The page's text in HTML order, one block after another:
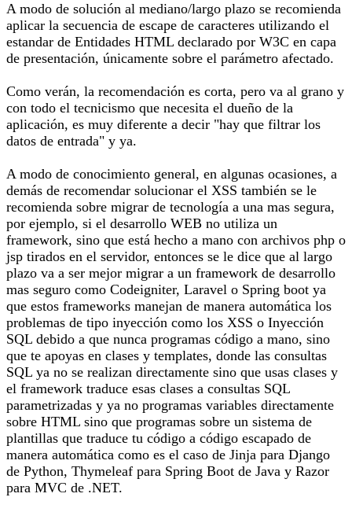
A modo de solución al mediano/largo plazo se recomienda
aplicar la secuencia de escape de caracteres utilizando el
estandar de Entidades HTML declarado por W3C en capa
de presentación, únicamente sobre el parámetro afectado.
Como verán, la recomendación es corta, pero va al grano y
con todo el tecnicismo que necesita el dueño de la
aplicación, es muy diferente a decir "hay que filtrar los
datos de entrada" y ya.
A modo de conocimiento general, en algunas ocasiones, a
demás de recomendar solucionar el XSS también se le
recomienda sobre migrar de tecnología a una mas segura,
por ejemplo, si el desarrollo WEB no utiliza un
framework, sino que está hecho a mano con archivos php o
jsp tirados en el servidor, entonces se le dice que al largo
plazo va a ser mejor migrar a un framework de desarrollo
mas seguro como Codeigniter, Laravel o Spring boot ya
que estos frameworks manejan de manera automática los
problemas de tipo inyección como los XSS o Inyección
SQL debido a que nunca programas código a mano, sino
que te apoyas en clases y templates, donde las consultas
SQL ya no se realizan directamente sino que usas clases y
el framework traduce esas clases a consultas SQL
parametrizadas y ya no programas variables directamente
sobre HTML sino que programas sobre un sistema de
plantillas que traduce tu código a código escapado de
manera automática como es el caso de Jinja para Django
de Python, Thymeleaf para Spring Boot de Java y Razor
para MVC de .NET.